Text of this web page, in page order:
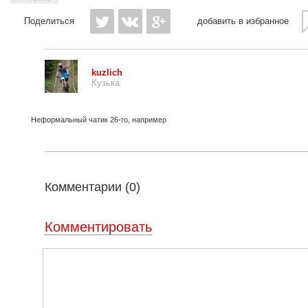
Поделиться добавить в избранное
kuzlich
Кузька
Неформальный чатик 26-го, например
Комментарии (0)
Комментировать